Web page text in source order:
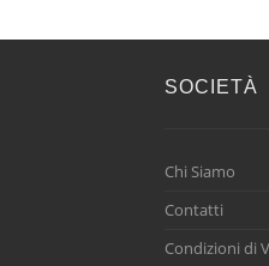
SOCIETÀ
Chi Siamo
Contatti
Condizioni di